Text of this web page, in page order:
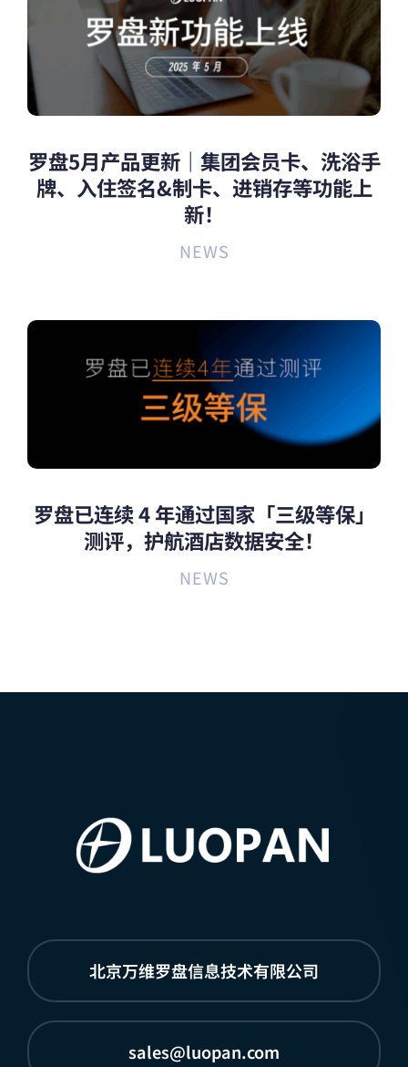
罗盘5月产品更新｜集团会员卡、洗浴手
牌、入住签名&制卡、进销存等功能上
新！
NEWS
罗盘已连续 4 年通过国家「三级等保」
测评，护航酒店数据安全！
NEWS
北京万维罗盘信息技术有限公司
sales@luopan.com